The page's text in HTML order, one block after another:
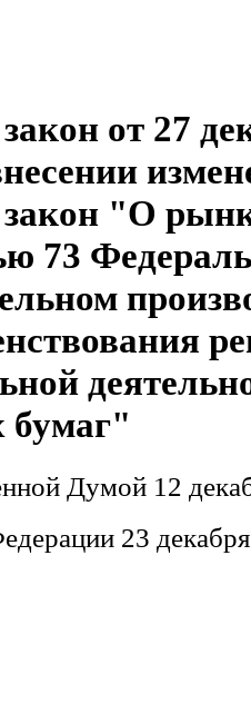
от 27
"О
73
бумаг"
Думой 12
23